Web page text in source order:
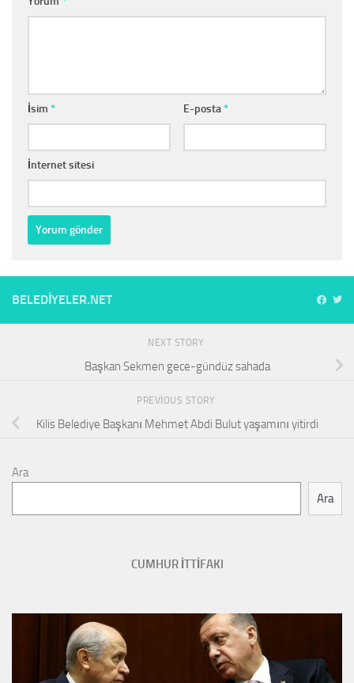
İsim * E-posta*
İnternet sitesi
BELEDIYELER.NET
NEXT STORY
Başkan Sekmen gece-gündüz sahada
PREVIOUS STORY
Kilis Belediye Başkanı Mehmet Abdi Bulut yaşamını yitirdi
Ara
Ara
CUMHUR İTTİFAKI